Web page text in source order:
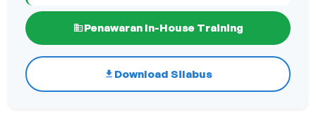
Penawaran In-House Training
Download Silabus